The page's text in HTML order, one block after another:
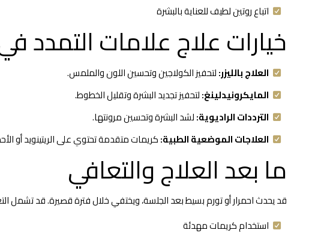
اتباع روتين لطيف للعناية بالبشرة
خيارات علاج علامات التمدد
العلاج بالليزر:لتحفيز الكولاجين وتحسين اللون والملمس.
المايكرونيدلينغ:لتحفيز تجديد البشرة وتقليل الخطوط.
الترددات الراديوية:لشد البشرة وتحسين مرونتها.
العلاجات الموضعية الطبية:كريمات متقدمة تحتوي على الريتينويد أو
ما بعد العلاج والتعافي
قد يحدث احمرار أو تورم بسيط بعد الجلسة، ويختفي خلال فترة قصيرة. قد تشمل
استخدام كريمات مهدئة